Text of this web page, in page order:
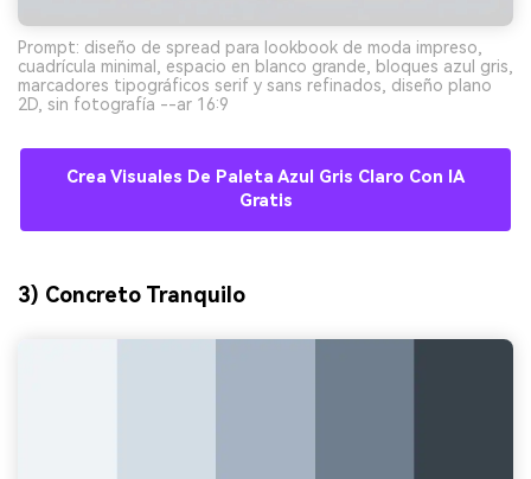
Prompt: diseño de spread para lookbook de moda impreso,
cuadrícula minimal, espacio en blanco grande, bloques azul gris,
marcadores tipográficos serif y sans refinados, diseño plano
2D, sin fotografía --ar 16:9
Crea Visuales De Paleta Azul Gris Claro Con IA
Gratis
3) Concreto Tranquilo